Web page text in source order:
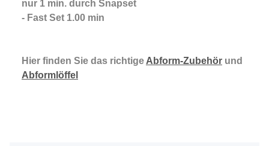
nur 1 min. durch Snapset
- Fast Set 1.00 min
Hier finden Sie das richtige Abform-Zubehör und
Abformlöffel